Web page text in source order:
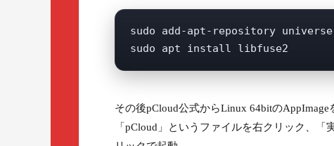
sudo add-apt-repository
その後pCloud公式からLinux 64bitの
「pCloud」というファイルを右クリック、